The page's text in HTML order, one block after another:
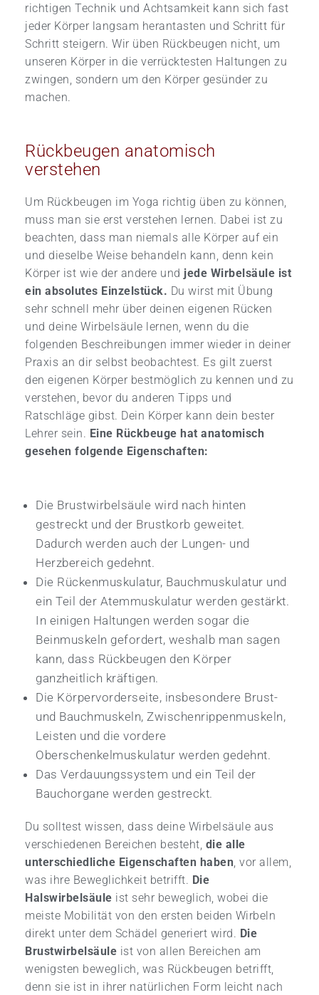
richtigen Technik und Achtsamkeit kann sich fast
jeder Körper langsam herantasten und Schritt für
Schritt steigern. Wir üben Rückbeugen nicht, um
unseren Körper in die verrücktesten Haltungen zu
zwingen, sondern um den Körper gesünder zu
machen.
Rückbeugen anatomisch
verstehen
Um Rückbeugen im Yoga richtig üben zu können,
muss man sie erst verstehen lernen. Dabei ist zu
beachten, dass man niemals alle Körper auf ein
und dieselbe Weise behandeln kann, denn kein
Körper ist wie der andere und jede Wirbelsäule ist
ein absolutes Einzelstück. Du wirst mit Übung
sehr schnell mehr über deinen eigenen Rücken
und deine Wirbelsäule lernen, wenn du die
folgenden Beschreibungen immer wieder in deiner
Praxis an dir selbst beobachtest. Es gilt zuerst
den eigenen Körper bestmöglich zu kennen und zu
verstehen, bevor du anderen Tipps und
Ratschläge gibst. Dein Körper kann dein bester
Lehrer sein. Eine Rückbeuge hat anatomisch
gesehen folgende Eigenschaften:
Die Brustwirbelsäule wird nach hinten
gestreckt und der Brustkorb geweitet.
Dadurch werden auch der Lungen- und
Herzbereich gedehnt.
Die Rückenmuskulatur, Bauchmuskulatur und
ein Teil der Atemmuskulatur werden gestärkt.
In einigen Haltungen werden sogar die
Beinmuskeln gefordert, weshalb man sagen
kann, dass Rückbeugen den Körper
ganzheitlich kräftigen.
Die Körpervorderseite, insbesondere Brust-
und Bauchmuskeln, Zwischenrippenmuskeln,
Leisten und die vordere
Oberschenkelmuskulatur werden gedehnt.
Das Verdauungssystem und ein Teil der
Bauchorgane werden gestreckt.
Du solltest wissen, dass deine Wirbelsäule aus
verschiedenen Bereichen besteht, die alle
unterschiedliche Eigenschaften haben, vor allem,
was ihre Beweglichkeit betrifft. Die
Halswirbelsäule ist sehr beweglich, wobei die
meiste Mobilität von den ersten beiden Wirbeln
direkt unter dem Schädel generiert wird. Die
Brustwirbelsäule ist von allen Bereichen am
wenigsten beweglich, was Rückbeugen betrifft,
denn sie ist in ihrer natürlichen Form leicht nach